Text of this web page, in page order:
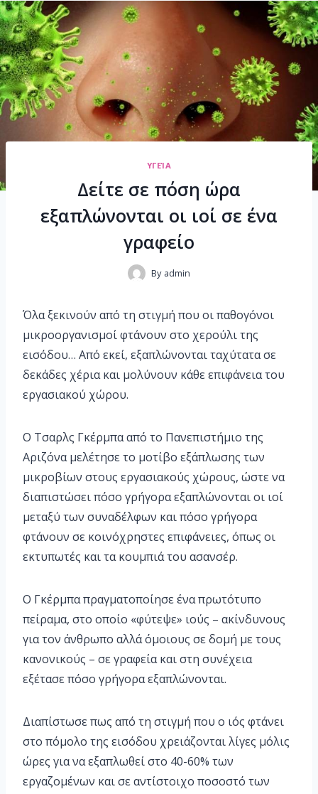
ΥΓΕΊΑ
Δείτε σε πόση ώρα
εξαπλώνονται οι ιοί σε ένα
γραφείο
By admin
Όλα ξεκινούν από τη στιγμή που οι παθογόνοι
μικροοργανισμοί φτάνουν στο χερούλι της
εισόδου… Από εκεί, εξαπλώνονται ταχύτατα σε
δεκάδες χέρια και μολύνουν κάθε επιφάνεια του
εργασιακού χώρου.
Ο Τσαρλς Γκέρμπα από το Πανεπιστήμιο της
Αριζόνα μελέτησε το μοτίβο εξάπλωσης των
μικροβίων στους εργασιακούς χώρους, ώστε να
διαπιστώσει πόσο γρήγορα εξαπλώνονται οι ιοί
μεταξύ των συναδέλφων και πόσο γρήγορα
φτάνουν σε κοινόχρηστες επιφάνειες, όπως οι
εκτυπωτές και τα κουμπιά του ασανσέρ.
Ο Γκέρμπα πραγματοποίησε ένα πρωτότυπο
πείραμα, στο οποίο «φύτεψε» ιούς – ακίνδυνους
για τον άνθρωπο αλλά όμοιους σε δομή με τους
κανονικούς – σε γραφεία και στη συνέχεια
εξέτασε πόσο γρήγορα εξαπλώνονται.
Διαπίστωσε πως από τη στιγμή που ο ιός φτάνει
στο πόμολο της εισόδου χρειάζονται λίγες μόλις
ώρες για να εξαπλωθεί στο 40-60% των
εργαζομένων και σε αντίστοιχο ποσοστό των